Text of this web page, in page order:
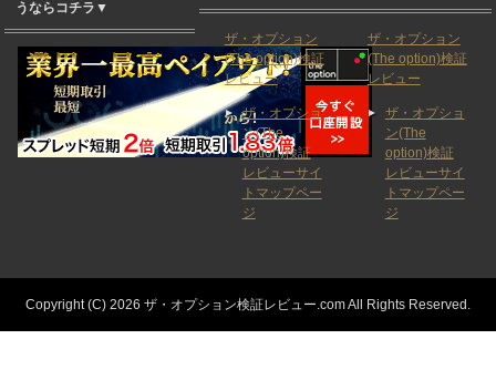
うならコチラ▼
ザ・オプション
(The option)検証
レビュー
ザ・オプショ
ン(The
option)検証
レビューサイ
トマップペー
ジ
ザ・オプション
(The option)検証
レビュー
ザ・オプショ
ン(The
option)検証
レビューサイ
トマップペー
ジ
Copyright (C) 2026 ザ・オプション検証レビュー.comAll Rights Reserved.